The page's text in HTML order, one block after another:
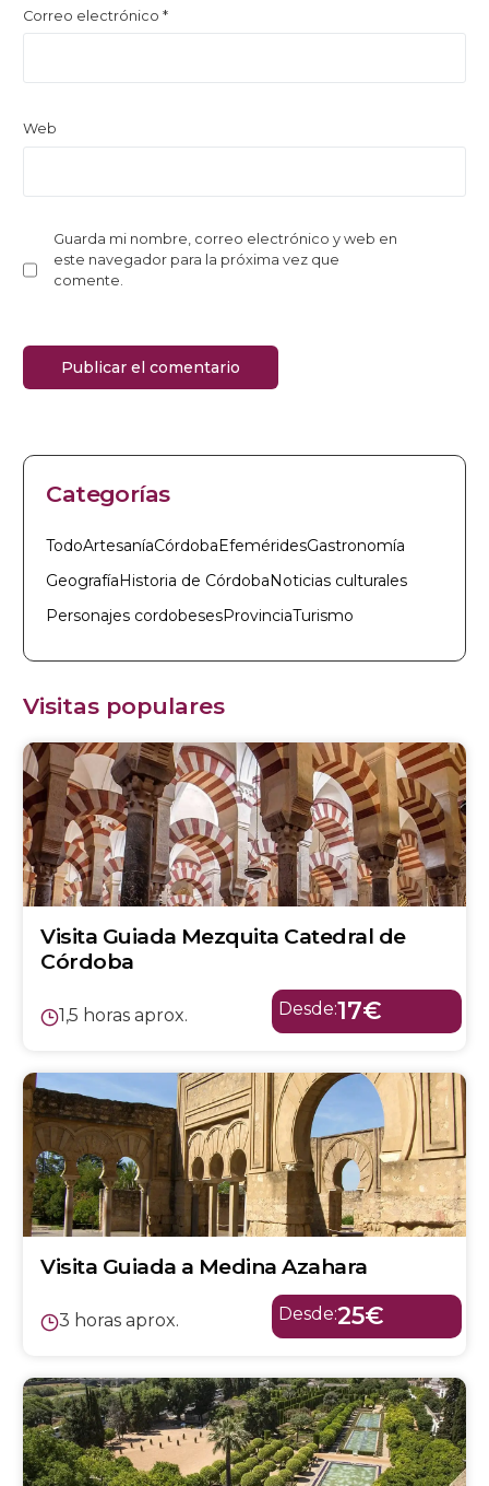
Correo electrónico*
Web
Guarda mi nombre, correo electrónico y web en
este navegador para la próxima vez que
comente.
Categorías
TodoArtesaníaCórdoba EfeméridesGastronomía
Geografía Historia de Córdoba Noticias culturales
Personajes cordobesesProvinciaTurismo
Visitas populares
Visita Guiada Mezquita Catedral de
Córdoba
1,5 horas aprox. Desde:17€
Visita Guiada a Medina Azahara
3 horas aprox. Desde:25€